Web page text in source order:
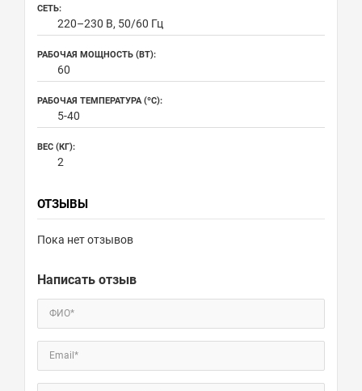
СЕТЬ:
220–230 В, 50/60 Гц
РАБОЧАЯ МОЩНОСТЬ (ВТ):
60
РАБОЧАЯ ТЕМПЕРАТУРА (ºC):
5-40
ВЕС (КГ):
2
ОТЗЫВЫ
Пока нет отзывов
Написать отзыв
ФИО*
Email*